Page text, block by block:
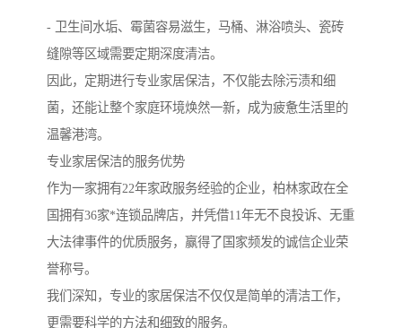
- 卫生间水垢、霉菌容易滋生，马桶、淋浴喷头、瓷砖
缝隙等区域需要定期深度清洁。
因此，定期进行专业家居保洁，不仅能去除污渍和细
菌，还能让整个家庭环境焕然一新，成为疲惫生活里的
温馨港湾。
专业家居保洁的服务优势
作为一家拥有22年家政服务经验的企业，柏林家政在全
国拥有36家*连锁品牌店，并凭借11年无不良投诉、无重
大法律事件的优质服务，赢得了国家频发的诚信企业荣
誉称号。
我们深知，专业的家居保洁不仅仅是简单的清洁工作，
更需要科学的方法和细致的服务。